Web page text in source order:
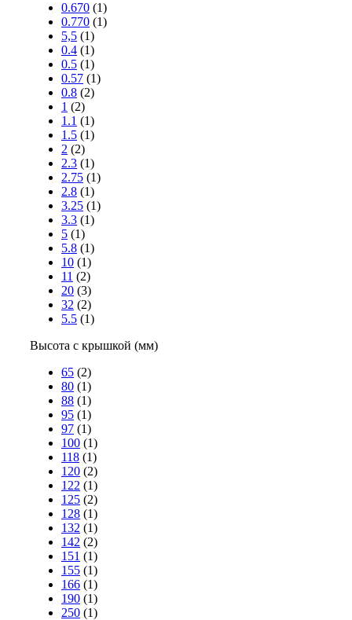
0.670 (1)
0.770 (1)
5,5 (1)
0.4 (1)
0.5 (1)
0.57 (1)
0.8 (2)
1 (2)
1.1 (1)
1.5 (1)
2 (2)
2.3 (1)
2.75 (1)
2.8 (1)
3.25 (1)
3.3 (1)
5 (1)
5.8 (1)
10 (1)
11 (2)
20 (3)
32 (2)
5.5 (1)
Высота с крышкой (мм)
65 (2)
80 (1)
88 (1)
95 (1)
97 (1)
100 (1)
118 (1)
120 (2)
122 (1)
125 (2)
128 (1)
132 (1)
142 (2)
151 (1)
155 (1)
166 (1)
190 (1)
250 (1)